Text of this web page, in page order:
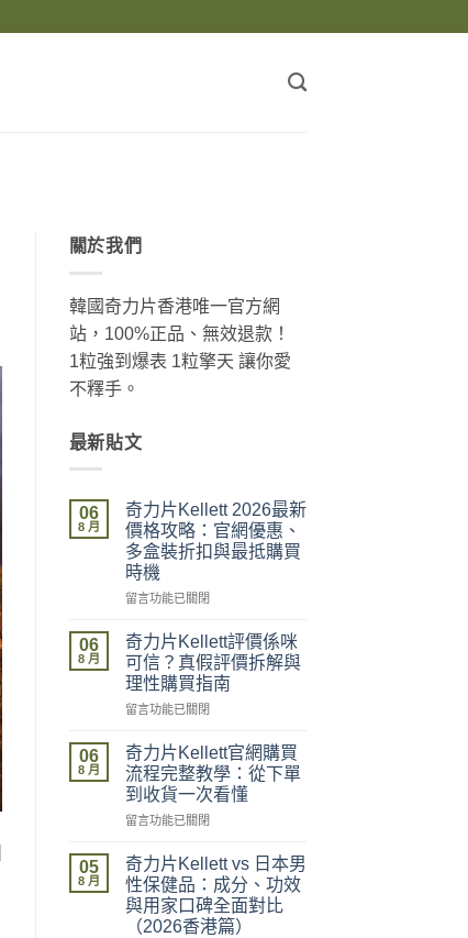
關於我們
韓國奇力片香港唯一官方網
站，100%正品、無效退款！
1粒強到爆表 1粒擎天 讓你愛
不釋手。
最新貼文
06
8 月
奇力片Kellett 2026最新
價格攻略：官網優惠、
多盒裝折扣與最抵購買
時機
在
力
片
Kellett
2026
最
價
格
攻
略：
官
優
惠、
多
盒
留言功能已關閉
06
8 月
奇力片Kellett評價係咪
可信？真假評價拆解與
理性購買指南
在
力
片
Kellett
評
價
咪
可
信？
真
留言功能已關閉
06
8 月
奇力片Kellett官網購買
流程完整教學：從下單
到收貨一次看懂
在
力
片
Kellett
官
留言功能已關閉
05
8 月
奇力片Kellett vs 日本男
性保健品：成分、功效
與用家口碑全面對比
（2026香港篇）